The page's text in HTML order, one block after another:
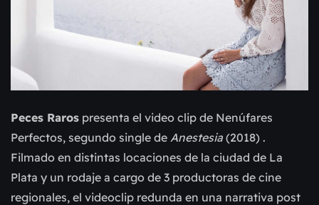
Peces Raros presenta el video clip de Nenúfares
Perfectos, segundo single de Anestesia (2018) .
Filmado en distintas locaciones de la ciudad de La
Plata y un rodaje a cargo de 3 productoras de cine
regionales, el videoclip redunda en una narrativa post